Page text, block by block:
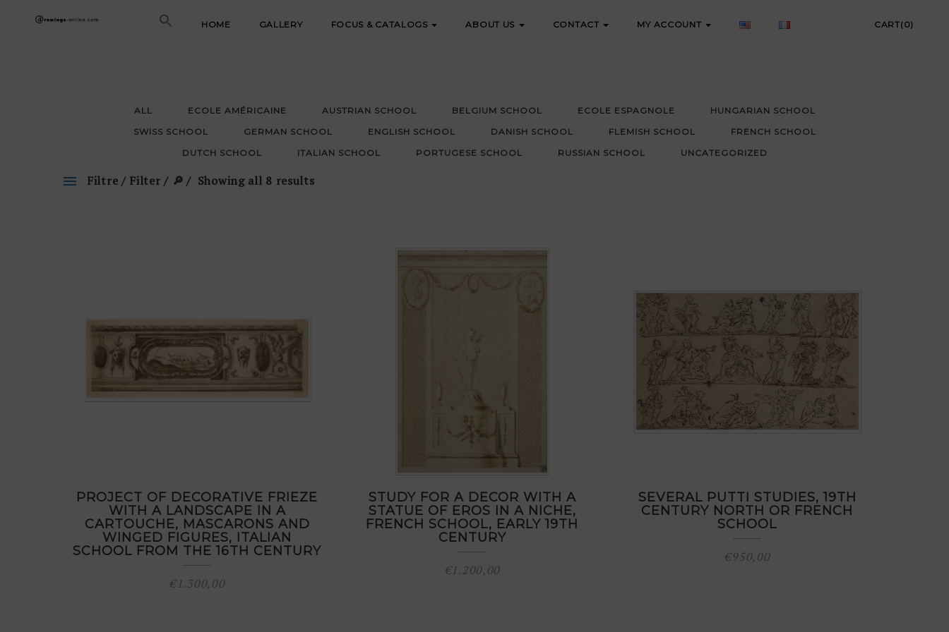
HOME GALLERY FOCUS & CATALOGS ABOUT US CONTACT MY ACCOUNT CART(0)
ALL ECOLE AMÉRICAINE AUSTRIAN SCHOOL BELGIUM SCHOOL ECOLE ESPAGNOLE
HUNGARIAN SCHOOL
SWISS SCHOOL
GERMAN SCHOOL ENGLISH SCHOOL DANISH SCHOOL FLEMISH SCHOOL
FRENCH SCHOOL
DUTCH SCHOOL
ITALIAN SCHOOL PORTUGESE SCHOOL RUSSIAN SCHOOL UNCATEGORIZED
Filtre / Filter / 🔎 Showing all 8 results
PROJECT OF DECORATIVE FRIEZE
WITH A LANDSCAPE IN A
CARTOUCHE, MASCARONS AND
WINGED FIGURES, ITALIAN
SCHOOL FROM THE 16TH CENTURY
€1.300,00
STUDY FOR A DECOR WITH A
STATUE OF EROS IN A NICHE,
FRENCH SCHOOL, EARLY 19TH
CENTURY
€1.200,00
SEVERAL PUTTI STUDIES, 19TH
CENTURY NORTH OR FRENCH
SCHOOL
€950,00